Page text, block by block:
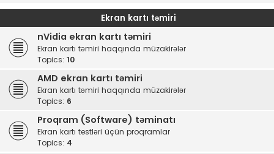
Ekran kartı təmiri
nVidia ekran kartı təmiri
Ekran kartı təmiri haqqında müzakirələr
Topics: 10
AMD ekran kartı təmiri
Ekran kartı təmiri haqqında müzakirələr
Topics: 6
Proqram (Software) təminatı
Ekran kartı testləri üçün proqramlar
Topics: 4